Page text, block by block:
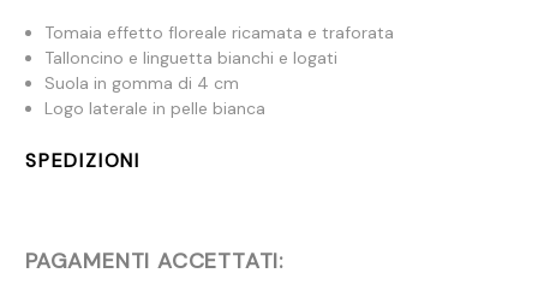
Tomaia effetto floreale ricamata e traforata
Talloncino e linguetta bianchi e logati
Suola in gomma di 4 cm
Logo laterale in pelle bianca
SPEDIZIONI
PAGAMENTI ACCETTATI: